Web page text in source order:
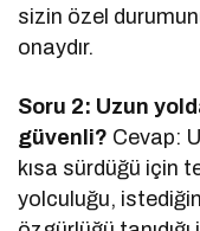
sizin özel
onaydır.
Soru 2: Uzun
güvenli? Cevap:
kısa sürdüğü için
yolculuğu,